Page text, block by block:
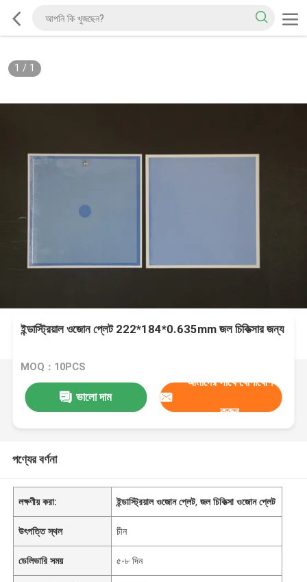
1 / 1
ইন্ডাস্ট্রিয়াল ওজোন প্লেট 222*184*0.635mm জল চিকিত্সার জন্য
MOQ：10PCS
ভালো দাম
আমাদের সাথে যোগাযোগ
করুন
পণ্যের বর্ণনা
লক্ষণীয় করা: ইন্ডাস্ট্রিয়াল ওজোন প্লেট,জল চিকিত্সা ওজোন প্লেট
উৎপত্তি স্থল চীন
ডেলিভারি সময় ৫-৮ দিন